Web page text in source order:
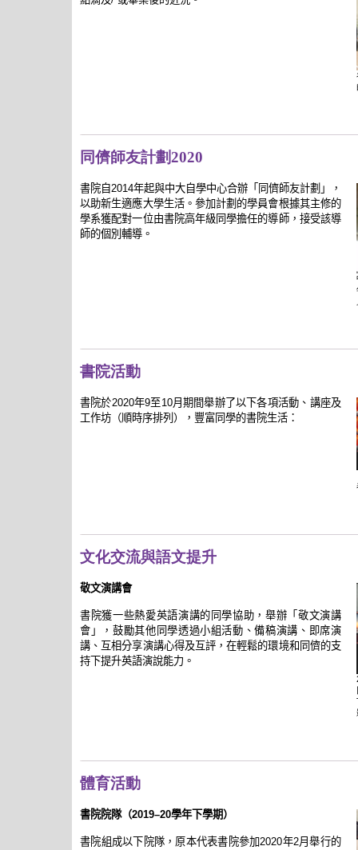
同儕師友計劃2020
書院自2014年起與中大自學中心合辦「同儕師友計劃」，
以助新生適應大學生活。參加計劃的學員會根據其主修的
學系獲配對一位由書院高年級同學擔任的導師，接受該導
師的個別輔導。
書院活動
書院於2020年9至10月期間舉辦了以下各項活動、講座及
工作坊（順時序排列），豐富同學的書院生活：
文化交流與語文提升
敬文演講會
書院獲一些熱愛英語演講的同學協助，舉辦「敬文演講
會」，鼓勵其他同學透過小組活動、備稿演講、即席演
講、互相分享演講心得及互評，在輕鬆的環境和同儕的支
持下提升英語演說能力。
體育活動
書院院隊（2019–20學年下學期）
書院組成以下院隊，原本代表書院參加2020年2月舉行的